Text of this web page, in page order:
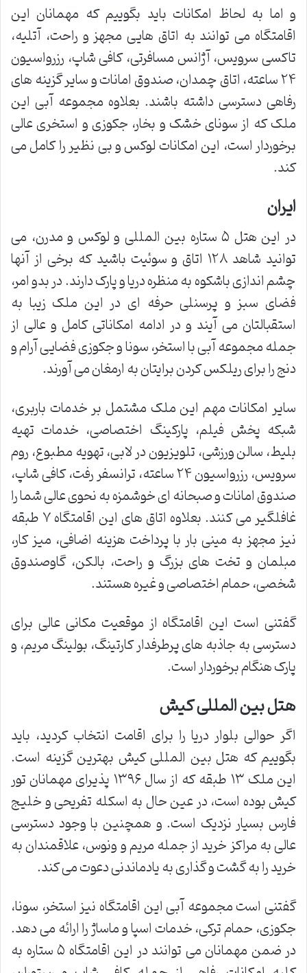
و اما به لحاظ امکانات باید بگوییم که مهمانان این
اقامتگاه می توانند به اتاق هایی مجهز و راحت، آتلیه،
تاکسی سرویس، آژانس مسافرتی، کافی شاپ، رزرواسیون
۲۴ ساعته، اتاق چمدان، صندوق امانات و سایر گزینه های
رفاهی دسترسی داشته باشند. بعلاوه مجموعه آبی این
ملک که از سونای خشک و بخار، جکوزی و استخری عالی
برخوردار است، این امکانات لوکس و بی نظیر را کامل می
کند.
ایران
در این هتل ۵ ستاره بین المللی و لوکس و مدرن، می
توانید شاهد ۱۲۸ اتاق و سوئیت باشید که برخی از آنها
چشم اندازی باشکوه به منظره دریا و پارک دارند. در بدو امر،
فضای سبز و پرسنلی حرفه ای در این ملک زیبا به
استقبالتان می آیند و در ادامه امکاناتی کامل و عالی از
جمله مجموعه آبی با استخر، سونا و جکوزی فضایی آرام و
دنج را برای ریلکس کردن برایتان به ارمغان می آورند.
سایر امکانات مهم این ملک مشتمل بر خدمات باربری،
شبکه پخش فیلم، پارکینگ اختصاصی، خدمات تهیه
بلیط، سالن ورزشی، تلویزیون در لابی، تهویه مطبوع، روم
سرویس، رزرواسیون ۲۴ ساعته، ترانسفر رفت، کافی شاپ،
صندوق امانات و صبحانه ای خوشمزه به نحوی عالی شما را
غافلگیر می کنند. بعلاوه اتاق های این اقامتگاه ۷ طبقه
نیز مجهز به مینی بار با پرداخت هزینه اضافی، میز کار،
مبلمان و تخت های بزرگ و راحت، بالکن، گاوصندوق
شخصی، حمام اختصاصی و غیره هستند.
گفتنی است این اقامتگاه از موقعیت مکانی عالی برای
دسترسی به جاذبه های پرطرفدار کارتینگ، بولینگ مریم، و
پارک هنگام برخوردار است.
هتل بین المللی کیش
اگر حوالی بلوار دریا را برای اقامت انتخاب کردید، باید
بگوییم که هتل بین المللی کیش بهترین گزینه است.
این ملک ۱۳ طبقه که از سال ۱۳۹۶ پذیرای مهمانان تور
کیش بوده است، در عین حال به اسکله تفریحی و خلیج
فارس بسیار نزدیک است. و همچنین با وجود دسترسی
عالی به مراکز خرید از جمله مریم و ونوس، علاقمندان به
خرید را به گشت و گذاری به یادماندنی دعوت می کند.
گفتنی است مجموعه آبی این اقامتگاه نیز استخر، سونا،
جکوزی، حمام ترکی، خدمات اسپا و ماساژ را ارائه می دهد.
در ضمن مهمانان می توانند در این اقامتگاه ۵ ستاره به